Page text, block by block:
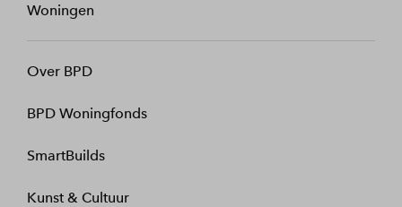
Woningen
Over BPD
BPD Woningfonds
SmartBuilds
Kunst & Cultuur